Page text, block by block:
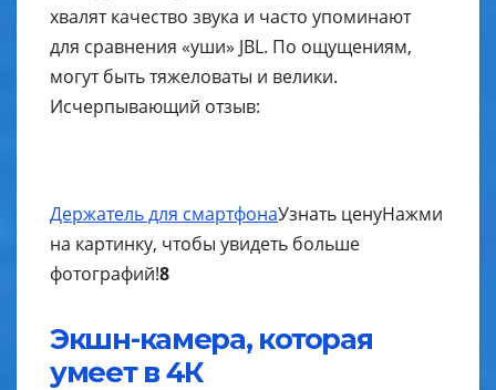
хвалят качество звука и часто упоминают
для сравнения «уши» JBL. По ощущениям,
могут быть тяжеловаты и велики.
Исчерпывающий отзыв:
Держатель для смартфонаУзнать ценуНажми
на картинку, чтобы увидеть больше
фотографий!8
Экшн-камера, которая
умеет в 4К